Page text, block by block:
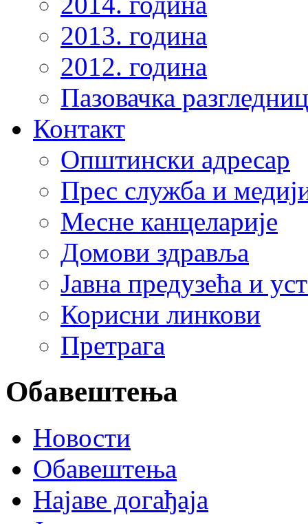
2013. година
2012. година
Пазовачка
Контакт
Општински адресар
Прес служба и
Месне канцеларије
Домови здравља
Јавна предузећа и
Корисни линкови
Претрага
Обавештења
Новости
Обавештења
Најаве догађаја